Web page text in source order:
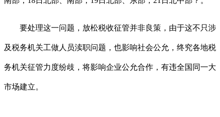
要处理这一问题，放松税收征管并非良策，由于这不只涉
及税务机关工做人员渎职问题，也影响社会公允，终究各地税
务机关征管力度纷歧，将影响企业公允合作，有违全国同一大
市场建立。